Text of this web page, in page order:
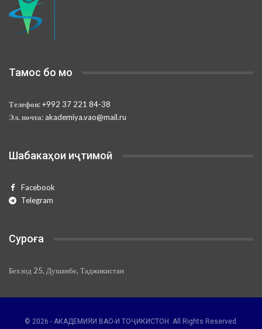
Тамос бо мо
Телефон:+992 37 221 84-38
Эл. почта: akademiya.vao@mail.ru
Шабакаҳои иҷтимоӣ
Facebook
Telegram
Суроға
Бехзод 25, Душанбе, Таджикистан
© 2026 - АКАДЕМИЯИ ВАО-И ТОҶИКИСТОН. All Rights Reserved.